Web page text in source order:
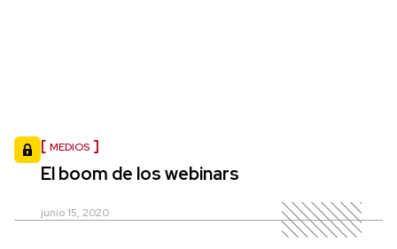
MEDIOS
El boom de los webinars
junio 15, 2020